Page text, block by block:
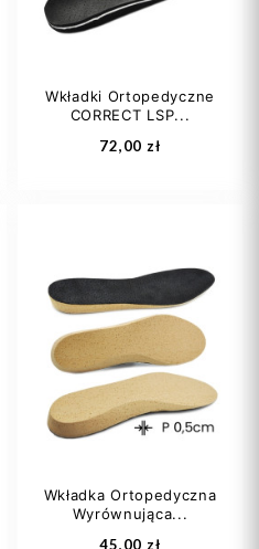
Dodaj do koszyka
Wkładki Ortopedyczne
CORRECT LSP...
72,00 zł
35 40
41
45
47
Dodaj do koszyka
Wkładka Ortopedyczna
Wyrównująca...
45,00 zł